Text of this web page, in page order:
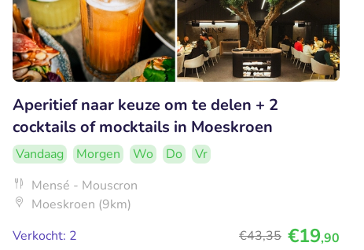
Aperitief naar keuze om te delen + 2
cocktails of mocktails in Moeskroen
Vandaag Morgen Wo Do
Vr
Mensé - Mouscron
Moeskroen (9km)
Verkocht: 2
€43,35 €19,90